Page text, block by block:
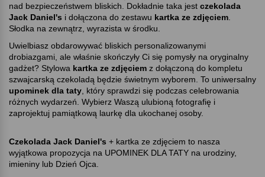
nad bezpieczeństwem bliskich. Dokładnie taka jest czekolada
Jack Daniel's i dołączona do zestawu kartka ze zdjęciem
Słodka na zewnątrz, wyrazista w środku.
Uwielbiasz obdarowywać bliskich personalizowanymi
drobiazgami, ale właśnie skończyły Ci się pomysły na oryginalny
gadżet? Stylowa kartka ze zdjęciem z dołączoną do kompletu
szwajcarską czekoladą będzie świetnym wyborem. To uniwersalny
upominek dla taty , który sprawdzi się podczas celebrowania
różnych wydarzeń. Wybierz Waszą ulubioną fotografię i
zaprojektuj pamiątkową laurkę dla ukochanej osoby.
Czekolada Jack Daniel's + kartka ze zdjęciem to nasza
wyjątkowa propozycja na UPOMINEK DLA TATY na urodziny,
imieniny lub Dzień Ojca.